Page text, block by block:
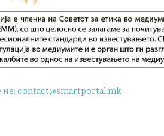
не:contact@smartportal.mk